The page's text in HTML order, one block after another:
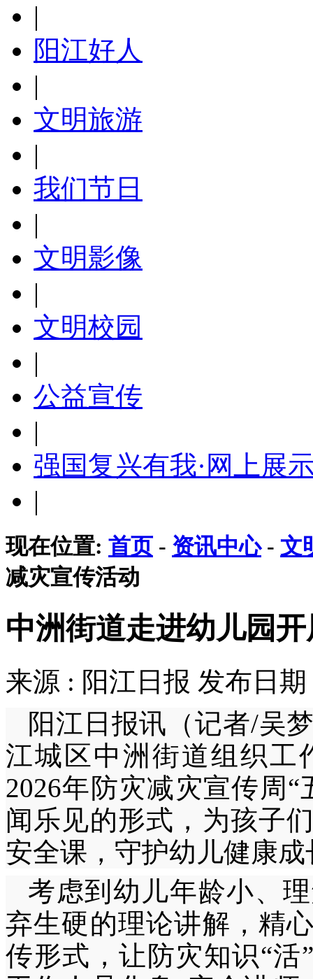
|
阳江好人
|
文明旅游
|
我们节日
|
文明影像
|
文明校园
|
公益宣传
|
强国复兴有我·网上展
|
现在位置: 首页 - 资讯中心- 文
减灾宣传活动
中洲街道走进幼儿园
来源 : 阳江日报 发布日
阳江日报讯（记者/吴
江城区中洲街道组织工
2026年防灾减灾宣传周
闻乐见的形式，为孩子
安全课，守护幼儿健康成
考虑到幼儿年龄小、
弃生硬的理论讲解，精
传形式，让防灾知识“活